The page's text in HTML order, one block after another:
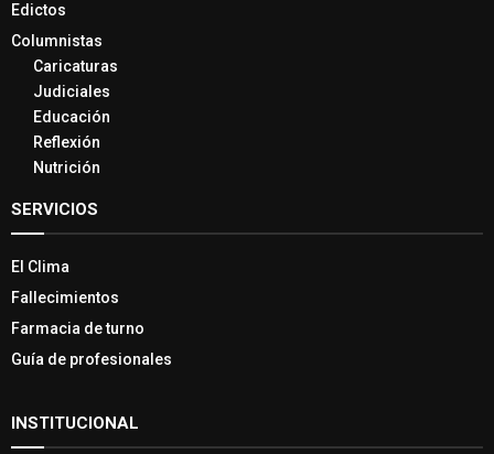
Edictos
Columnistas
Caricaturas
Judiciales
Educación
Reflexión
Nutrición
SERVICIOS
El Clima
Fallecimientos
Farmacia de turno
Guía de profesionales
INSTITUCIONAL